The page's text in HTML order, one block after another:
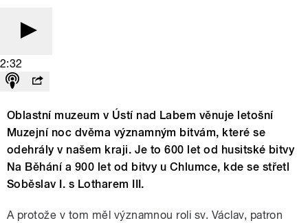
2:32
Oblastní muzeum v Ústí nad Labem věnuje letošní
Muzejní noc dvěma významným bitvám, které se
odehrály v našem kraji. Je to 600 let od husitské bitvy
Na Běhání a 900 let od bitvy u Chlumce, kde se střetl
Soběslav I. s Lotharem III.
A protože v tom měl významnou roli sv. Václav, patron